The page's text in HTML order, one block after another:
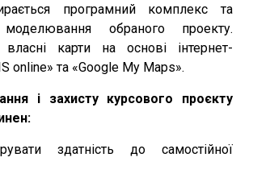
програмний комплекс та
моделювання обраного проекту.
карти на основі інтернет-
online» та «Google My Maps».
і захисту курсового проєкту
здатність до самостійної